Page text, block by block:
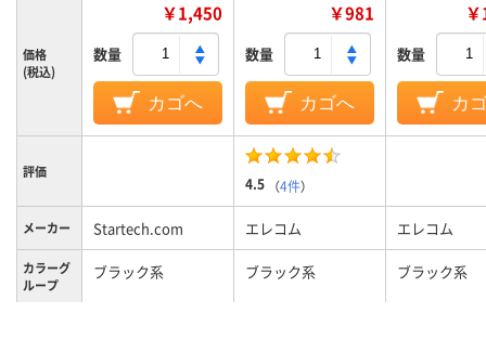
価格
(税込)
￥1,450
数量
カゴへ
￥981
数量
カゴへ
数量
カ
評価
4.5 （4件）
メーカー Startech.com エレコム エレコム
カラーグ
ループ
ブラック系 ブラック系 ブラック系